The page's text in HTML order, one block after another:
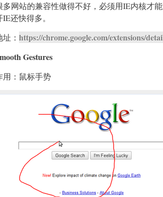
多网站的兼容性做得不好，必须用IE内核才
IE还快得多。
址： https://chrome.google.com/extensions/
Gestures
用：鼠标手势